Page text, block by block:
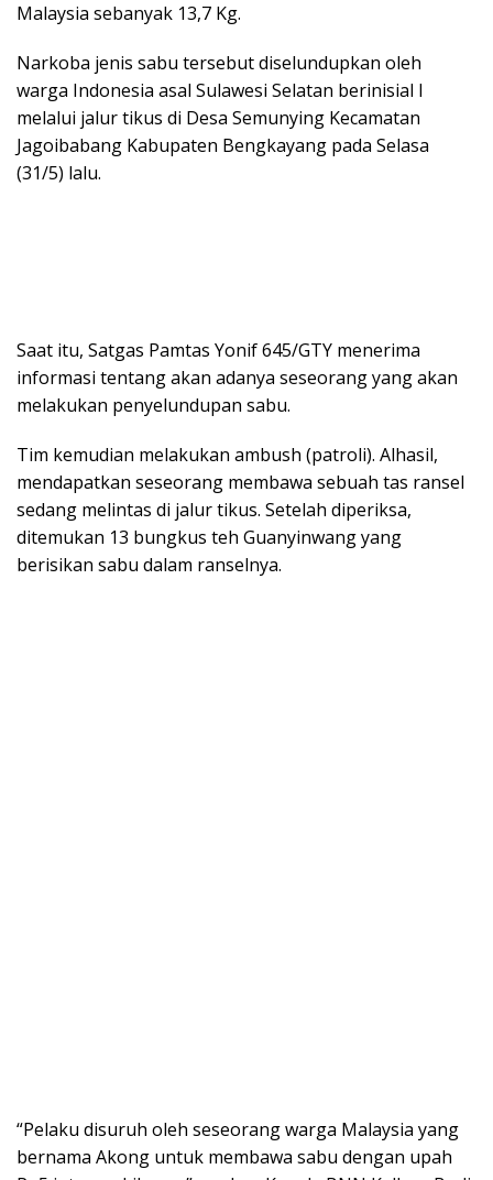
Malaysia sebanyak 13,7 Kg.
Narkoba jenis sabu tersebut diselundupkan oleh
warga Indonesia asal Sulawesi Selatan berinisial I
melalui jalur tikus di Desa Semunying Kecamatan
Jagoibabang Kabupaten Bengkayang pada Selasa
(31/5) lalu.
Saat itu, Satgas Pamtas Yonif 645/GTY menerima
informasi tentang akan adanya seseorang yang akan
melakukan penyelundupan sabu.
Tim kemudian melakukan ambush (patroli). Alhasil,
mendapatkan seseorang membawa sebuah tas ransel
sedang melintas di jalur tikus. Setelah diperiksa,
ditemukan 13 bungkus teh Guanyinwang yang
berisikan sabu dalam ranselnya.
“Pelaku disuruh oleh seseorang warga Malaysia yang
bernama Akong untuk membawa sabu dengan upah